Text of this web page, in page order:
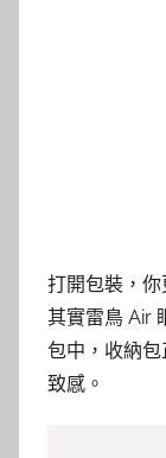
打開包裝，你
其實雷鳥 Air
包中，收納
致感。